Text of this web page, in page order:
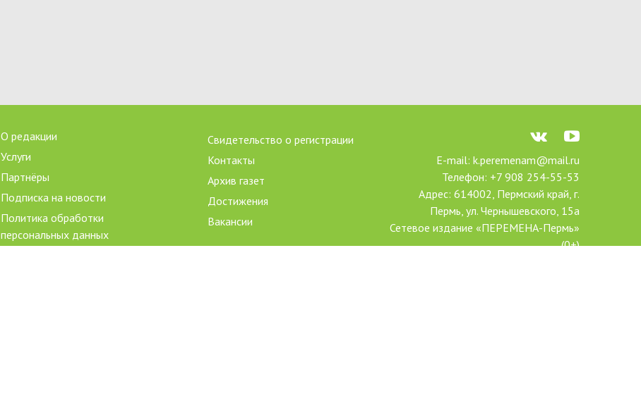
О редакции
Услуги
Партнёры
Подписка на новости
Политика обработки
персональных данных
Свидетельство о регистрации
Контакты
Архив газет
Достижения
Вакансии
E-mail: k.peremenam@mail.ru
Телефон: +7 908 254-55-53
Адрес: 614002, Пермский край, г.
Пермь, ул. Чернышевского, 15а
Сетевое издание «ПЕРЕМЕНА-Пермь»
(0+)